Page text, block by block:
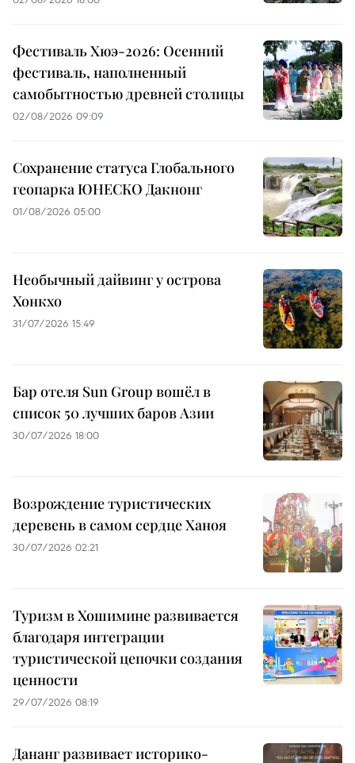
Фестиваль Хюэ-2026: Осенний
фестиваль, наполненный
самобытностью древней столицы
02/08/2026 09:09
Сохранение статуса Глобального
геопарка ЮНЕСКО Дакнонг
01/08/2026 05:00
Необычный дайвинг у острова
Хонкхо
31/07/2026 15:49
Бар отеля Sun Group вошёл в
список 50 лучших баров Азии
30/07/2026 18:00
Возрождение туристических
деревень в самом сердце Ханоя
30/07/2026 02:21
Туризм в Хошимине развивается
благодаря интеграции
туристической цепочки создания
ценности
29/07/2026 08:19
Дананг развивает историко-